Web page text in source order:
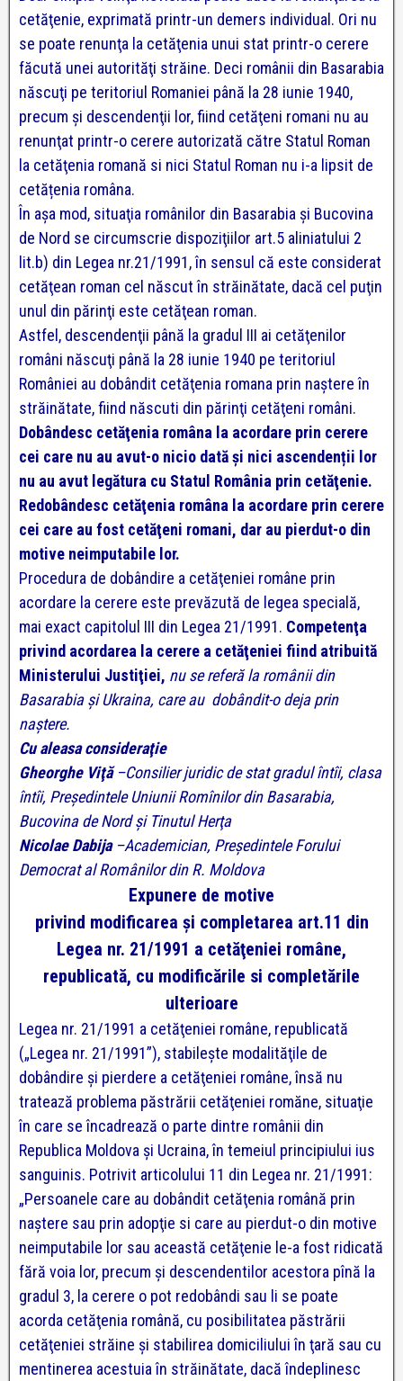
cetăţenie, exprimată printr-un demers individual. Ori nu
se poate renunţa la cetăţenia unui stat printr-o cerere
făcută unei autorităţi străine. Deci românii din Basarabia
născuţi pe teritoriul Romaniei până la 28 iunie 1940,
precum şi descendenţii lor, fiind cetăţeni romani nu au
renunţat printr-o cerere autorizată către Statul Roman
la cetăţenia romană si nici Statul Roman nu i-a lipsit de
cetățenia româna.
În aşa mod, situaţia românilor din Basarabia şi Bucovina
de Nord se circumscrie dispoziţiilor art.5 aliniatului 2
lit.b) din Legea nr.21/1991, în sensul că este considerat
cetăţean roman cel născut în străinătate, dacă cel puţin
unul din părinţi este cetăţean roman.
Astfel, descendenţii până la gradul III ai cetăţenilor
români născuţi până la 28 iunie 1940 pe teritoriul
României au dobândit cetăţenia romana prin naștere în
străinătate, fiind născuti din părinţi cetăţeni români.
Dobândesc cetăţenia româna la acordare prin cerere
cei care nu au avut-o nicio dată şi nici ascendenții lor
nu au avut legătura cu Statul România prin cetăţenie.
Redobândesc cetăţenia româna la acordare prin cerere
cei care au fost cetăţeni romani, dar au pierdut-o din
motive neimputabile lor.
Procedura de dobândire a cetăţeniei române prin
acordare la cerere este prevăzută de legea specială,
mai exact capitolul III din Legea 21/1991. Competenţa
privind acordarea la cerere a cetăţeniei fiind atribuită
Ministerului Justiţiei, nu se referă la românii din
Basarabia şi Ukraina, care au dobândit-o deja prin
naștere.
Cu aleasa consideraţie
Gheorghe Viţă–Consilier juridic de stat gradul întîi, clasa
întîi, Preşedintele Uniunii Romînilor din Basarabia,
Bucovina de Nord şi Tinutul Herţa
Nicolae Dabija–Academician, Preşedintele Forului
Democrat al Românilor din R. Moldova
Expunere de motive
privind modificarea şi completarea art.11 din
Legea nr. 21/1991 a cetăţeniei române,
republicată, cu modificările si completările
ulterioare
Legea nr. 21/1991 a cetăţeniei române, republicată
(„Legea nr. 21/1991”), stabileşte modalităţile de
dobândire şi pierdere a cetăţeniei române, însă nu
tratează problema păstrării cetăţeniei romăne, situaţie
în care se încadrează o parte dintre românii din
Republica Moldova şi Ucraina, în temeiul principiului ius
sanguinis. Potrivit articolului 11 din Legea nr. 21/1991:
„Persoanele care au dobândit cetăţenia română prin
naştere sau prin adopţie si care au pierdut-o din motive
neimputabile lor sau această cetăţenie le-a fost ridicată
fără voia lor, precum şi descendentilor acestora pînă la
gradul 3, la cerere o pot redobândi sau li se poate
acorda cetăţenia română, cu posibilitatea păstrării
cetăţeniei străine şi stabilirea domiciliului în ţară sau cu
mentinerea acestuia în străinătate, dacă îndeplinesc